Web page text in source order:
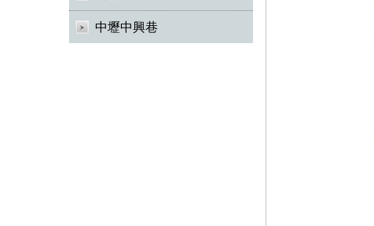
中壢中興巷